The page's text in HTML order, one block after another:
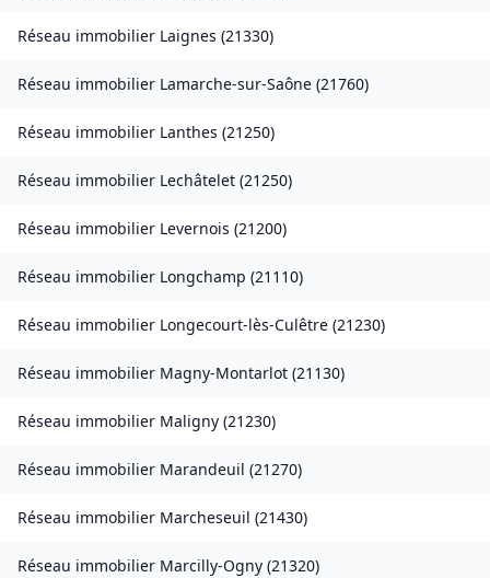
Réseau immobilier Laignes (21330)
Réseau immobilier Lamarche-sur-Saône (21760)
Réseau immobilier Lanthes (21250)
Réseau immobilier Lechâtelet (21250)
Réseau immobilier Levernois (21200)
Réseau immobilier Longchamp (21110)
Réseau immobilier Longecourt-lès-Culêtre (21230)
Réseau immobilier Magny-Montarlot (21130)
Réseau immobilier Maligny (21230)
Réseau immobilier Marandeuil (21270)
Réseau immobilier Marcheseuil (21430)
Réseau immobilier Marcilly-Ogny (21320)